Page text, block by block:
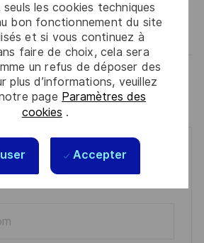
les cookies techniques
bon fonctionnement du site
et si vous continuez à
faire de choix, cela sera
un refus de déposer des
plus d’informations, veuillez
page Paramètres des
cookies .
Accepter
Sauvegarder
for similar jobs